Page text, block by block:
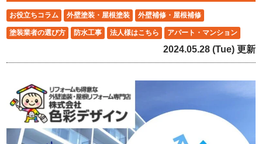
お役立ちコラム 外壁塗装・屋根塗装 外壁補修・屋根補修
塗装業者の選び方 防水工事 法人様はこちら アパート・マンション
2024.05.28 (Tue) 更新